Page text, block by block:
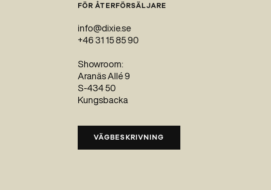
FÖR ÅTERFÖRSÄLJARE
info@dixie.se
+46 31 15 85 90
Showroom:
Aranäs Allé 9
S-434 50
Kungsbacka
VÄGBESKRIVNING